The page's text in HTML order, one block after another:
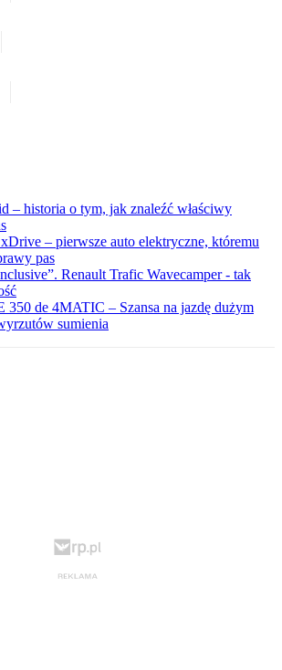
– historia o tym, jak znaleźć właściwy
– pierwsze auto elektryczne, któremu
pas
Renault Trafic Wavecamper - tak
350 de 4MATIC – Szansa na jazdę dużym
sumienia